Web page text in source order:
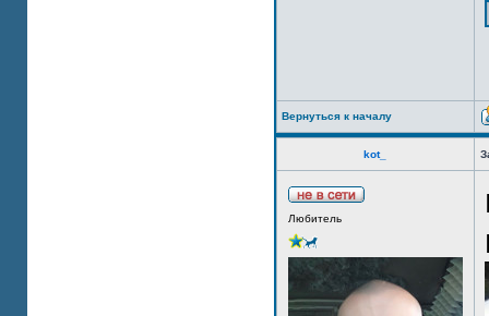
Вернуться к началу
kot_
Любитель